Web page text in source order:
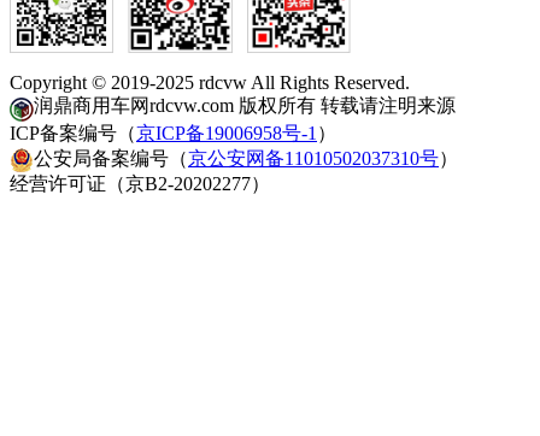
Copyright © 2019-2025 rdcvw All Rights Reserved.
润鼎商用车网rdcvw.com 版权所有 转载请注明来源
ICP备案编号（京ICP备19006958号-1 ）
公安局备案编号（京公安网备11010502037310号）
经营许可证（京B2-20202277）